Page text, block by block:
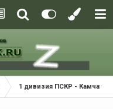
1 дивизия ПСКР - Камчатка